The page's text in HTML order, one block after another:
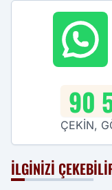
90
ÇEKİN,
İLGINIZI